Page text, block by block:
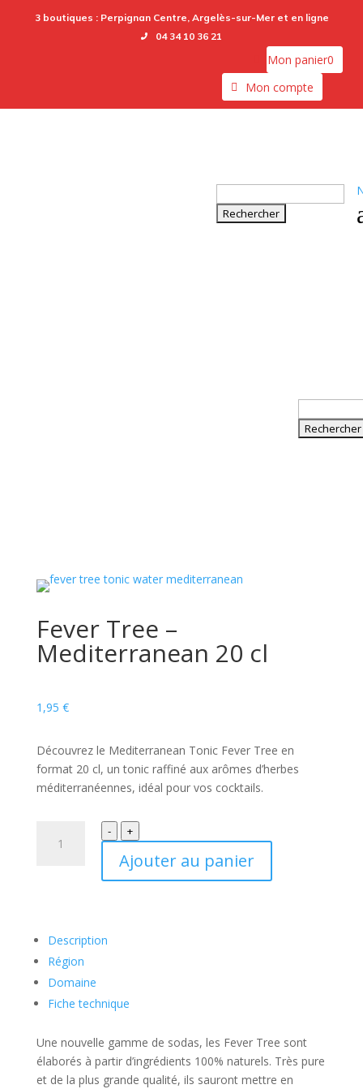
3 boutiques : Perpignan Centre, Argelès-sur-Meret en ligne
04 34 10 36 21
Mon panier0
Mon compte
Fever Tree –
Mediterranean 20 cl
1,95 €
Découvrez le Mediterranean Tonic Fever Tree en
format 20 cl, un tonic raffiné aux arômes d’herbes
méditerranéennes, idéal pour vos cocktails.
quantité
de
Fever
Tree
20
- +
Ajouter au panier
Description
Région
Domaine
Fiche technique
Une nouvelle gamme de sodas, les Fever Tree sont
élaborés à partir d’ingrédients 100% naturels. Très pure
et de la plus grande qualité, ils sauront mettre en